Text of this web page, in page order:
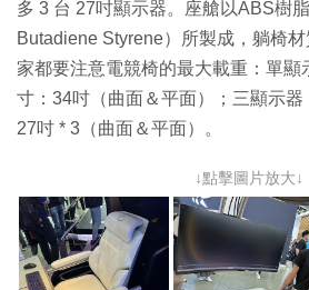
多 3 台 27吋顯示器。座艙以ABS樹
Butadiene Styrene）所製成，躺椅
家都要注意電競椅的最大載重：單顯
寸：34吋（曲面＆平面）；三顯示器
27吋 * 3（曲面＆平面）。
↓點擊圖片放大↓